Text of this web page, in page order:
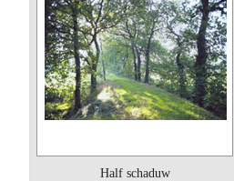
Half schaduw